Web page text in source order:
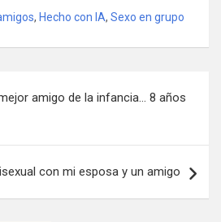
, Hecho con IA, Sexo en grupo
amigo de la infancia… 8 años
con mi esposa y un amigo